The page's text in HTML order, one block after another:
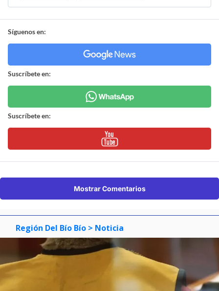
Síguenos en:
Suscríbete en:
Suscríbete en:
Mostrar Comentarios
Región Del Bío Bío > Noticia